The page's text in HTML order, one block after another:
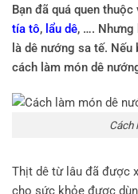
Bạn đã quá quen
tía tô, lẩu dê, …. Nhưng
là dê nướng sa tế.
cách làm món dê
Cách
Thịt dê từ lâu đã được
cho sức khỏe được